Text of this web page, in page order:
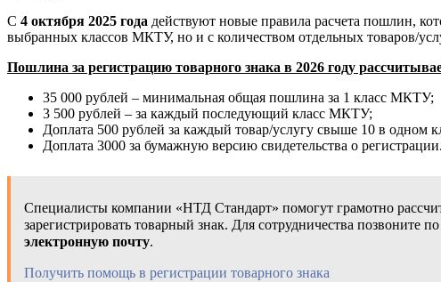
С 4 октября 2025 года действуют новые правила расчета пошлин,
выбранных классов МКТУ, но и с количеством отдельных товаров/
Пошлина за регистрацию товарного знака в 2026 году
35 000 рублей – минимальная общая пошлина за 1 класс МКТУ;
3 500 рублей – за каждый последующий класс МКТУ;
Доплата 500 рублей за каждый товар/услугу свыше 10 в одном
Доплата 3000 за бумажную версию свидетельства о регистрации.
Специалисты компании «НТД Стандарт» помогут грамотно
зарегистрировать товарный знак. Для сотрудничества позвоните
электронную почту.
Получить помощь в регистрации товарного знака